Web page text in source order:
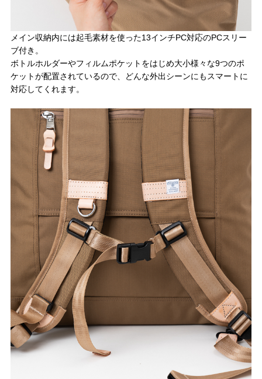
メイン収納内には起毛素材を使った13インチPC対応のPCスリー
ブ付き。
ボトルホルダーやフィルムポケットをはじめ大小様々な9つのポ
ケットが配置されているので、どんな外出シーンにもスマートに
対応してくれます。